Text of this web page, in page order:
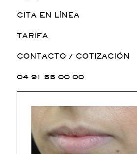
CITA EN LÍNEA
TARIFA
CONTACTO / COTIZACIÓN
04 91 55 00 00